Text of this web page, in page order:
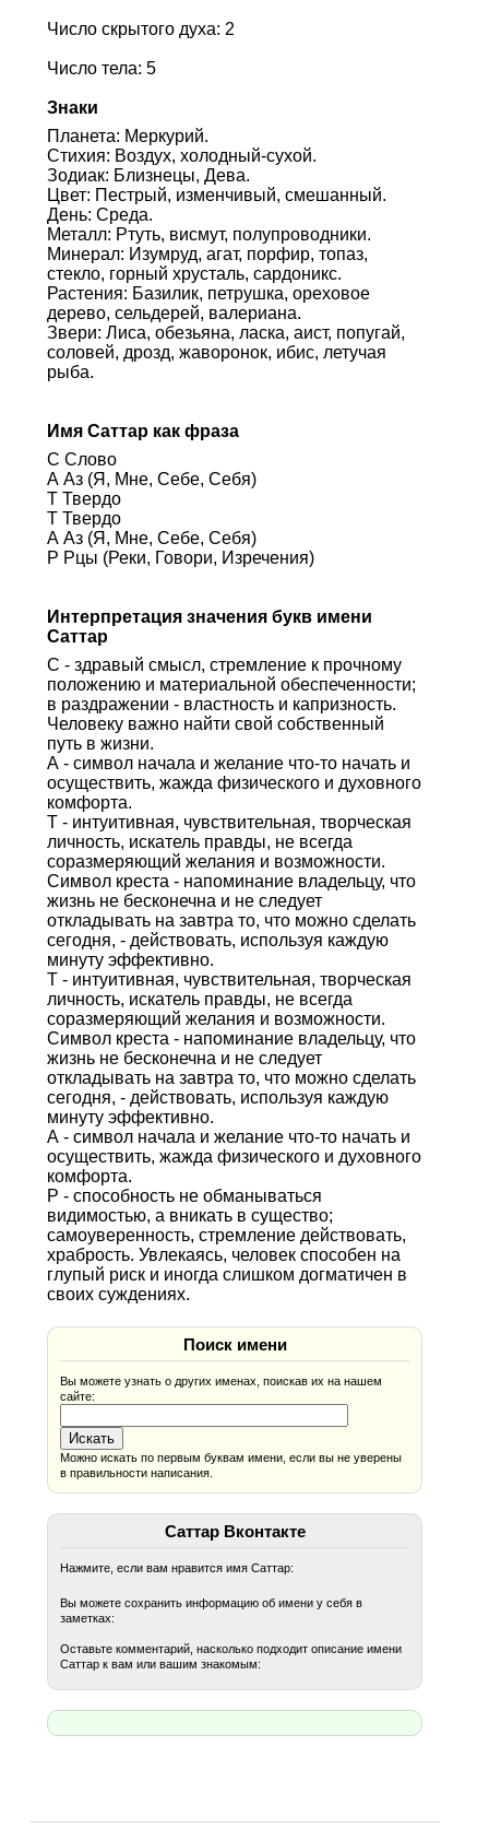
Число скрытого духа: 2
Число тела: 5
Знаки
Планета: Меркурий.
Стихия: Воздух, холодный-сухой.
Зодиак: Близнецы, Дева.
Цвет: Пестрый, изменчивый, смешанный.
День: Среда.
Металл: Ртуть, висмут, полупроводники.
Минерал: Изумруд, агат, порфир, топаз,
стекло, горный хрусталь, сардоникс.
Растения: Базилик, петрушка, ореховое
дерево, сельдерей, валериана.
Звери: Лиса, обезьяна, ласка, аист, попугай,
соловей, дрозд, жаворонок, ибис, летучая
рыба.
Имя Саттар как фраза
С Слово
А Аз (Я, Мне, Себе, Себя)
Т Твердо
Т Твердо
А Аз (Я, Мне, Себе, Себя)
Р Рцы (Реки, Говори, Изречения)
Интерпретация значения букв имени
Саттар
С - здравый смысл, стремление к прочному
положению и материальной обеспеченности;
в раздражении - властность и капризность.
Человеку важно найти свой собственный
путь в жизни.
А - символ начала и желание что-то начать и
осуществить, жажда физического и духовного
комфорта.
Т - интуитивная, чувствительная, творческая
личность, искатель правды, не всегда
соразмеряющий желания и возможности.
Символ креста - напоминание владельцу, что
жизнь не бесконечна и не следует
откладывать на завтра то, что можно сделать
сегодня, - действовать, используя каждую
минуту эффективно.
Т - интуитивная, чувствительная, творческая
личность, искатель правды, не всегда
соразмеряющий желания и возможности.
Символ креста - напоминание владельцу, что
жизнь не бесконечна и не следует
откладывать на завтра то, что можно сделать
сегодня, - действовать, используя каждую
минуту эффективно.
А - символ начала и желание что-то начать и
осуществить, жажда физического и духовного
комфорта.
Р - способность не обманываться
видимостью, а вникать в существо;
самоуверенность, стремление действовать,
храбрость. Увлекаясь, человек способен на
глупый риск и иногда слишком догматичен в
своих суждениях.
Поиск имени
Вы можете узнать о других именах, поискав их на нашем
сайте:
Можно искать по первым буквам имени, если вы не уверены
в правильности написания.
Саттар Вконтакте
Нажмите, если вам нравится имя Саттар:
Вы можете сохранить информацию об имени у себя в
заметках:
Оставьте комментарий, насколько подходит описание имени
Саттар к вам или вашим знакомым: